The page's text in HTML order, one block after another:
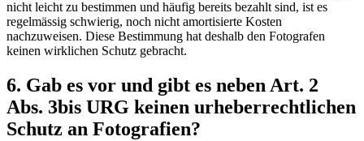
nicht leicht zu bestimmen und häufig bereits bezahlt sind, ist es
regelmässig schwierig, noch nicht amortisierte Kosten
nachzuweisen. Diese Bestimmung hat deshalb den Fotografen
keinen wirklichen Schutz gebracht.
6. Gab es vor und gibt es neben Art. 2
Abs. 3bis URG keinen urheberrechtlichen
Schutz an Fotografien?